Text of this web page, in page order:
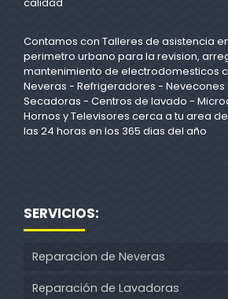
Contamos con Talleres de asistencia
perimetro urbano para la revision,
mantenimiento de electrodomesticos
Neveras - Refrigeradores -
Secadoras - Centros de lavado -
Hornos y Televisores cerca a tu area
las 24 horas en los 365 dias del año
SERVICIOS:
Reparacion de Neveras
Reparación de Lavadoras